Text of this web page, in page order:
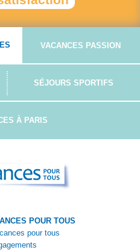
VACANCES PASSION
SÉJOURS SPORTIFS
À PARIS
POUR TOUS
pour tous